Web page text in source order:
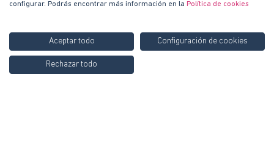
Llámanos GRATIS al
100 420
Territoriales
configurar. Podrás encontrar más información en la Política de cookies
Aceptar todo Configuración de cookies
Rechazar todo